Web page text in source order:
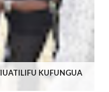
KUFUNGUA